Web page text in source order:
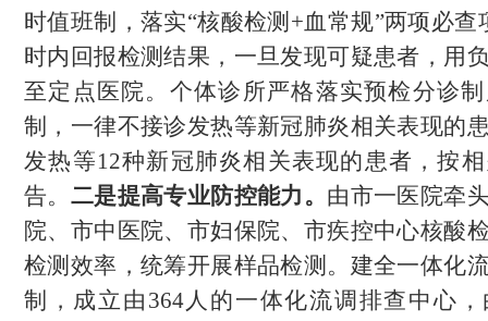
时值班制，落实“核酸检测+血常规”两项必查
时内回报检测结果 ， 一旦发现可疑患者，用
至定点医院。 个体诊所严格落实预检分诊
制，一律不接诊发热等新冠肺炎相关表现的
发热等12种新冠肺炎相关表现的患者，按
告。 二是提高专业防控能力。 由市一医院牵
院、市中医院、市妇保院、市疾控中心核酸
检测效率，统筹开展样品检测。建全一体化
制，成立由 364人的一体化流调排查中心